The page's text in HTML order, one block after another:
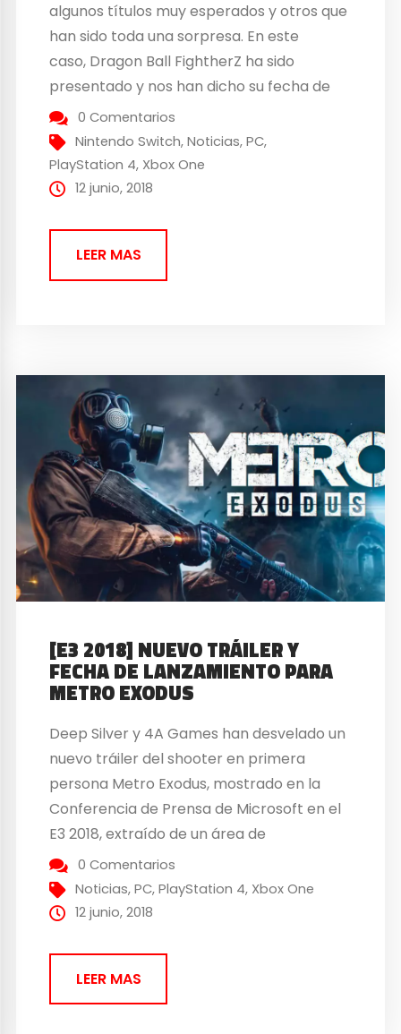
algunos títulos muy esperados y otros que
han sido toda una sorpresa. En este
caso, Dragon Ball FightherZ ha sido
presentado y nos han dicho su fecha de
lanzamiento. Dragon Ball Fighther Z llega a
Nintendo Switch En PureGaming ya hemos
tenido oportunidad de probarlo
anteriormente y realizar un análisis....
0 Comentarios
Nintendo Switch,Noticias,PC,
PlayStation 4, Xbox One
12 junio, 2018
LEER MAS
[E3 2018] NUEVO TRÁILER Y
FECHA DE LANZAMIENTO PARA
METRO EXODUS
Deep Silver y 4A Games han desvelado un
nuevo tráiler del shooter en primera
persona Metro Exodus, mostrado en la
Conferencia de Prensa de Microsoft en el
E3 2018, extraído de un área de
supervivencia sandbox completa, guiado
por el sigilo y la supervivencia. El nuevo
tráiler del juego detalla las aventuras de
0 Comentarios
Noticias,PC,PlayStation 4, Xbox One
12 junio, 2018
LEER MAS